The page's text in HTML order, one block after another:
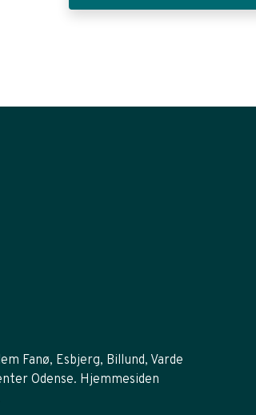
Fanø, Esbjerg, Billund, Varde
Odense. Hjemmesiden